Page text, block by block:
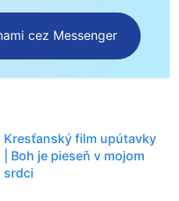
cez Messenger
Kresťanský film upútavky
| Boh je pieseň v mojom
srdci